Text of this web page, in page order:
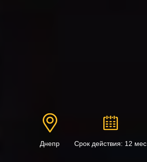
Днепр Срок действия: 12 мес